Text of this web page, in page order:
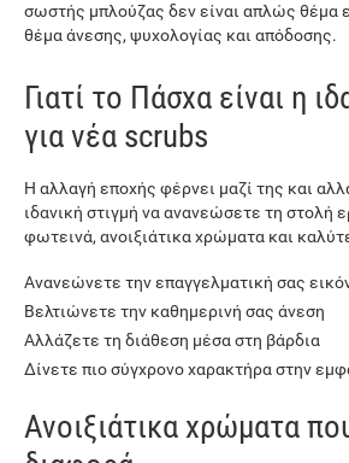
σωστής μπλούζας δεν είναι απλώς θέμα
θέμα άνεσης, ψυχολογίας και απόδοσης.
Γιατί το Πάσχα είναι η
για νέα scrubs
Η αλλαγή εποχής φέρνει μαζί της και
ιδανική στιγμή να ανανεώσετε τη στολή
φωτεινά, ανοιξιάτικα χρώματα και
Ανανεώνετε την επαγγελματική σας
Βελτιώνετε την καθημερινή σας άνεση
Αλλάζετε τη διάθεση μέσα στη βάρδια
Δίνετε πιο σύγχρονο χαρακτήρα στην
Ανοιξιάτικα χρώματα